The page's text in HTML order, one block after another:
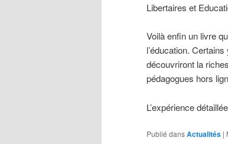
Libertaires et
Voilà enfin un livre
l’éducation.
découvriront la
pédagogues hors
L’expérience
Publié dansActualités |